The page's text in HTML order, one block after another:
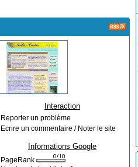
Interaction
Reporter un problème
Ecrire un commentaire / Noter le site
Informations Google
PageRank